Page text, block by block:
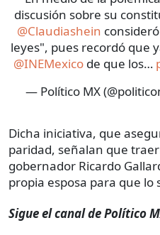
discusión sobre su
@Claudiashein
leyes", pues recordó que
@INEMexicode que los…
— Político MX
Dicha iniciativa, que
paridad, señalan que
gobernador Ricardo
propia esposa para que lo
Sigue el canal de Político